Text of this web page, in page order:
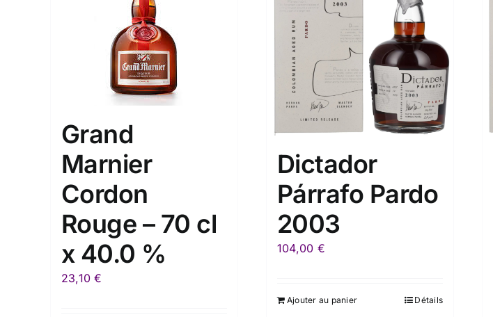
Grand
Marnier
Cordon
Rouge – 70 cl
x 40.0 %
23,10€
Dictador
Párrafo Pardo
2003
104,00 €
Ajouter au panier Détails